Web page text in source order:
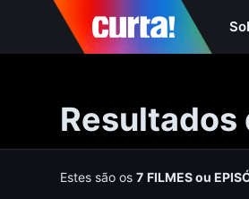
Resultados
Estes são os7 FILMESou